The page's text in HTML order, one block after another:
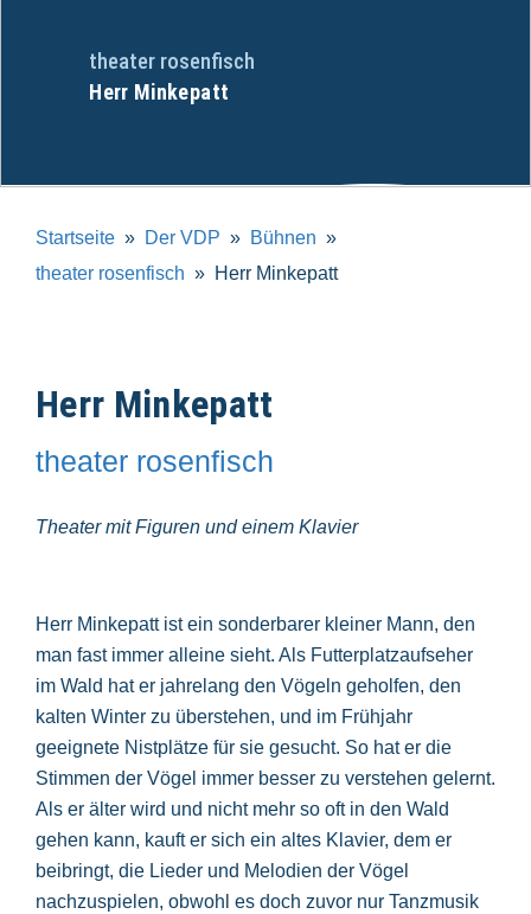
theater rosenfisch
Herr Minkepatt
Startseite Der VDP
Bühnen
theater rosenfisch
Herr Minkepatt
Herr Minkepatt
theater rosenfisch
Theater mit Figuren und einem Klavier
Herr Minkepatt ist ein sonderbarer kleiner Mann, den
man fast immer alleine sieht. Als Futterplatzaufseher
im Wald hat er jahrelang den Vögeln geholfen, den
kalten Winter zu überstehen, und im Frühjahr
geeignete Nistplätze für sie gesucht. So hat er die
Stimmen der Vögel immer besser zu verstehen gelernt.
Als er älter wird und nicht mehr so oft in den Wald
gehen kann, kauft er sich ein altes Klavier, dem er
beibringt, die Lieder und Melodien der Vögel
nachzuspielen, obwohl es doch zuvor nur Tanzmusik